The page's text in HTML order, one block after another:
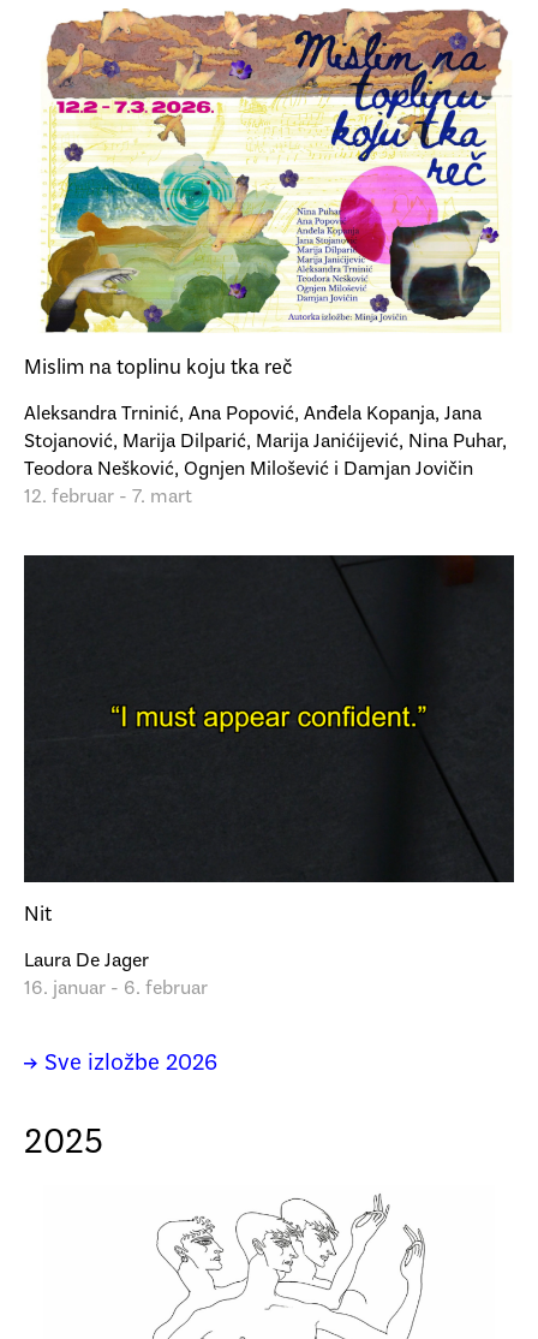
Mislim na toplinu koju tka reč
Aleksandra Trninić, Ana Popović, Anđela Kopanja, Jana
Stojanović, Marija Dilparić, Marija Janićijević, Nina Puhar,
Teodora Nešković, Ognjen Milošević i Damjan Jovičin
12. februar - 7. mart
Nit
Laura De Jager
16. januar - 6. februar
→ Sve izložbe 2026
2025